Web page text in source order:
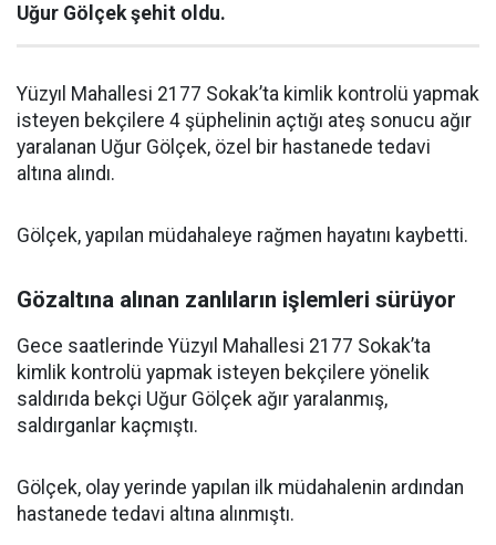
Uğur Gölçek şehit oldu.
Yüzyıl Mahallesi 2177 Sokak’ta kimlik kontrolü yapmak
isteyen bekçilere 4 şüphelinin açtığı ateş sonucu ağır
yaralanan Uğur Gölçek, özel bir hastanede tedavi
altına alındı.
Gölçek, yapılan müdahaleye rağmen hayatını kaybetti.
Gözaltına alınan zanlıların işlemleri sürüyor
Gece saatlerinde Yüzyıl Mahallesi 2177 Sokak’ta
kimlik kontrolü yapmak isteyen bekçilere yönelik
saldırıda bekçi Uğur Gölçek ağır yaralanmış,
saldırganlar kaçmıştı.
Gölçek, olay yerinde yapılan ilk müdahalenin ardından
hastanede tedavi altına alınmıştı.